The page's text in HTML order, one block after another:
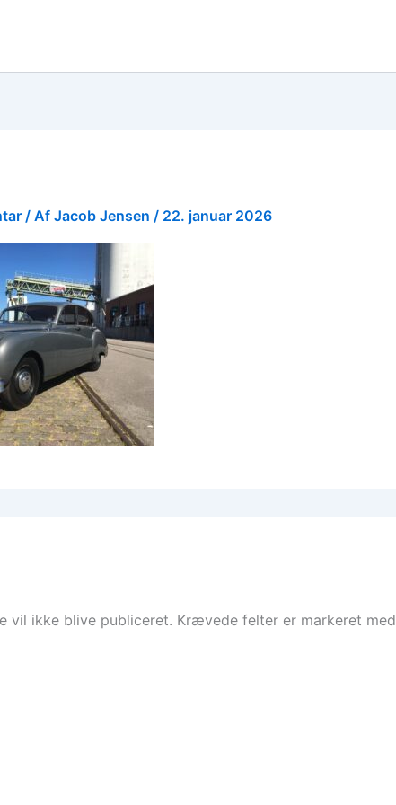
/ Af Jacob Jensen / 22. januar 2026
vil ikke blive publiceret. Krævede felter er markeret med